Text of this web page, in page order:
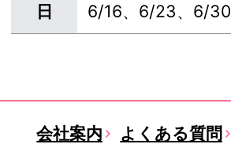
日
6/16、6/23、6/30
会社案内 よくある質問